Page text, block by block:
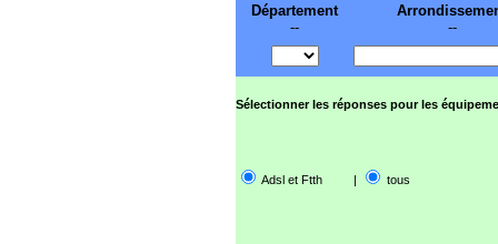
Département
--
--
Sélectionner les réponses pour les
Adsl et Ftth | tous